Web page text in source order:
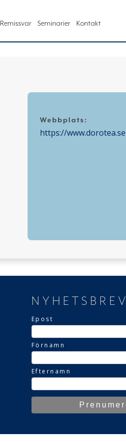
Remissvar Seminarier Kontakt
Webbplats:
https://www.dorotea.se
NYHETSBREV
Epost
Förnamn
Efternamn